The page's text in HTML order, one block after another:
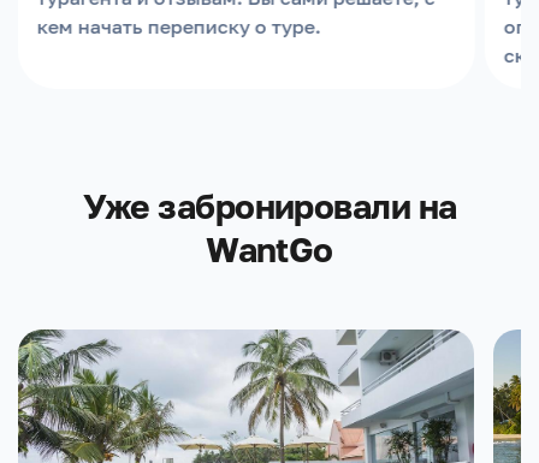
кем начать переписку о туре.
Уже забронировали на
WantGo